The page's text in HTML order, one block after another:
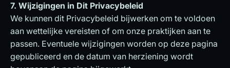
7. Wijzigingen in Dit Privacybeleid
We kunnen dit Privacybeleid bijwerken om te voldoen
aan wettelijke vereisten of om onze praktijken aan te
passen. Eventuele wijzigingen worden op deze pagina
gepubliceerd en de datum van herziening wordt